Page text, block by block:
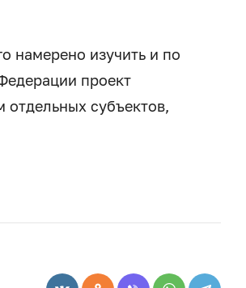
намерено изучить и по
проект
субъектов,